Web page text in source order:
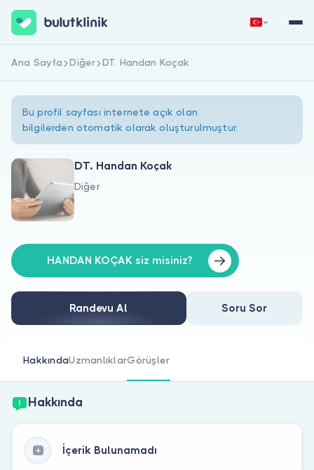
Hakkımızda
Doktorlar için
Doktor musunuz?
Hemen Kaydol
Ana Sayfa Diğer DT. Handan Koçak
Bu profil sayfası internete açık olan
bilgilerden otomatik olarak oluşturulmuştur.
DT. Handan Koçak
Diğer
HANDAN KOÇAK siz misiniz?
Randevu Al Soru Sor
HakkındaUzmanlıklarGörüşler
Hakkında
İçerik Bulunamadı